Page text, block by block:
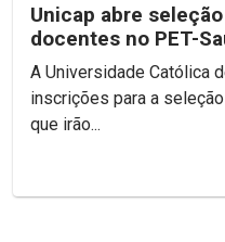
Unicap abre
docentes no PET-
A Universidade Católica
inscrições para a
que irão...